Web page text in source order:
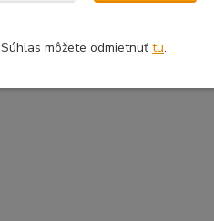
Súhlas môžete odmietnuť tu.